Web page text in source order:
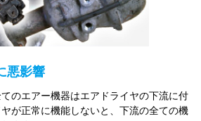
悪影響
のエアー機器はエアドライヤの下流に付
が正常に機能しないと、下流の全ての機